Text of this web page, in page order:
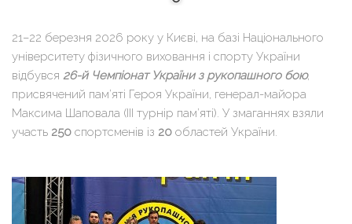
21–22 березня 2026 року у Києві, на базі Національного
університету фізичного виховання і спорту України
відбувся 26-й Чемпіонат України з рукопашного бою,
присвячений пам’яті Героя України, генерал-майора
Максима Шаповала (III турнір пам’яті). У змаганнях взяли
участь 250 спортсменів із 20 областей України.